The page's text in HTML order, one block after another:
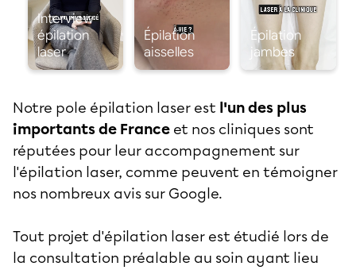
Notre pole épilation laser est l'un des plus
importants de France et nos cliniques sont
réputées pour leur accompagnement sur
l'épilation laser, comme peuvent en témoigner
nos nombreux avis sur Google.
Tout projet d'épilation laser est étudié lors de
la consultation préalable au soin ayant lieu